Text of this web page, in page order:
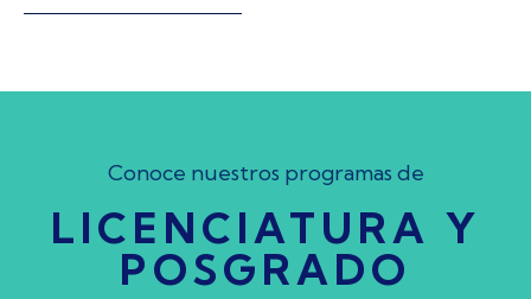
Conoce nuestros programas de
LICENCIATURA Y
POSGRADO